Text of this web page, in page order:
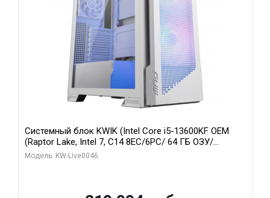
Системный блок KWIK (Intel Core i5-13600KF OEM
(Raptor Lake, Intel 7, C14 8EC/6PC/ 64 ГБ ОЗУ/
Gigabyte RTX5060Ti GAMING OC 8GB GDDR7 128bit
Модель: KW-Live0046